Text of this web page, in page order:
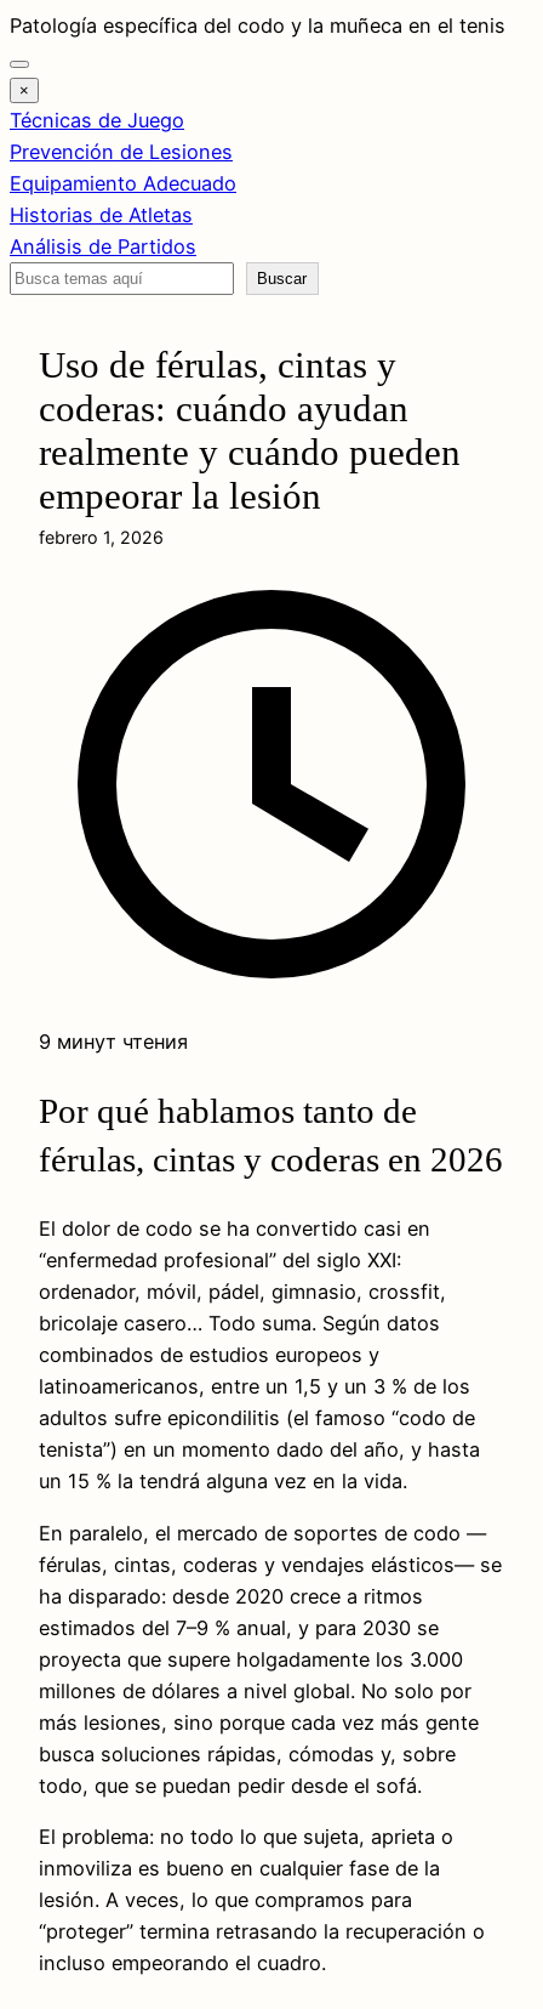
Saltar
al
contenido
Patología específica del codo y la muñeca en el tenis
×
Técnicas de Juego
Prevención de Lesiones
Equipamiento Adecuado
Historias de Atletas
Análisis de Partidos
Buscar
Buscar
Uso de férulas, cintas y
coderas: cuándo ayudan
realmente y cuándo pueden
empeorar la lesión
febrero 1, 2026
9 минут чтения
Por qué hablamos tanto de
férulas, cintas y coderas en 2026
El dolor de codo se ha convertido casi en
“enfermedad profesional” del siglo XXI:
ordenador, móvil, pádel, gimnasio, crossfit,
bricolaje casero… Todo suma. Según datos
combinados de estudios europeos y
latinoamericanos, entre un 1,5 y un 3 % de los
adultos sufre epicondilitis (el famoso “codo de
tenista”) en un momento dado del año, y hasta
un 15 % la tendrá alguna vez en la vida.
En paralelo, el mercado de soportes de codo —
férulas, cintas, coderas y vendajes elásticos— se
ha disparado: desde 2020 crece a ritmos
estimados del 7–9 % anual, y para 2030 se
proyecta que supere holgadamente los 3.000
millones de dólares a nivel global. No solo por
más lesiones, sino porque cada vez más gente
busca soluciones rápidas, cómodas y, sobre
todo, que se puedan pedir desde el sofá.
El problema: no todo lo que sujeta, aprieta o
inmoviliza es bueno en cualquier fase de la
lesión. A veces, lo que compramos para
“proteger” termina retrasando la recuperación o
incluso empeorando el cuadro.